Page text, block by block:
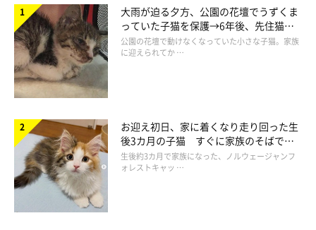
な語り口で綴る、ブログ「うにの秘密基地」が大人気。
うに
元気いっぱい天真爛漫。まんまる黒目がちの目と、もふもふボデ
ィがチャームポイント。現在は天使となってうにまむ家を見守る
2005年4月19日ー2016年1月27日
ももじろう
通称もーちゃん。ブラッシング大好き、パワフルおじいちゃん。
大きなボディーと大きな心は、しっかりとムームーに受け継がれ
大雨が迫る夕方、公園の花壇でうずくま
っていた子猫を保護→6年後、先住猫
と“姉妹”のような関係に
公園の花壇で動けなくなっていた小さな子猫。家族
に迎えられてか …
お迎え初日、家に着くなり走り回った生
後3カ月の子猫 すぐに家族のそばで落
ち着く姿に「迎えてよかった」
生後約3カ月で家族になった、ノルウェージャンフ
ォレストキャッ …